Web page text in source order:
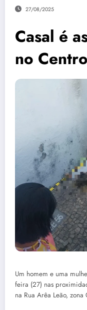
27/08/2025
Casal é
no
Um homem e uma
feira (27) nas
na Rua Arêa Leão, zona